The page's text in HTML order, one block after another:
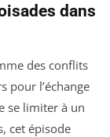
dans
des conflits
pour l’échange
se limiter à un
cet épisode